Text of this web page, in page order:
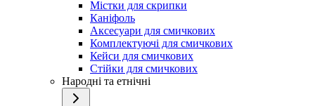
Містки для скрипки
Каніфоль
Аксесуари для смичкових
Комплектуючі для смичкових
Кейси для смичкових
Стійки для смичкових
Народні та етнічні